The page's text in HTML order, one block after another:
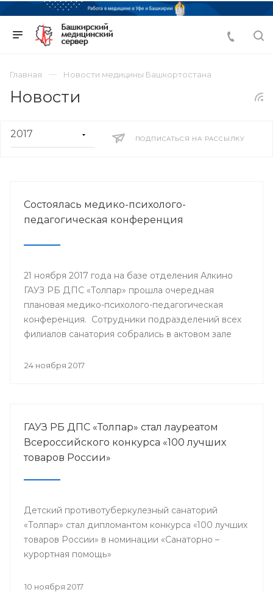
Главная Новости медицины Башкортостана
Новости
ПОДПИСАТЬСЯ НА РАССЫЛКУ
Состоялась медико-психолого-
педагогическая конференция
21 ноября 2017 года на базе отделения Алкино
ГАУЗ РБ ДПС «Толпар» прошла очередная
плановая медико-психолого-педагогическая
конференция. Сотрудники подразделений всех
филиалов санатория собрались в актовом зале
учреждения и подумать над оптимальными
24 ноября 2017
ГАУЗ РБ ДПС «Толпар» стал лауреатом
Всероссийского конкурса «100 лучших
товаров России»
Детский противотуберкулезный санаторий
«Толпар» стал дипломантом конкурса «100 лучших
товаров России» в номинации «Санаторно –
курортная помощь»
10 ноября 2017